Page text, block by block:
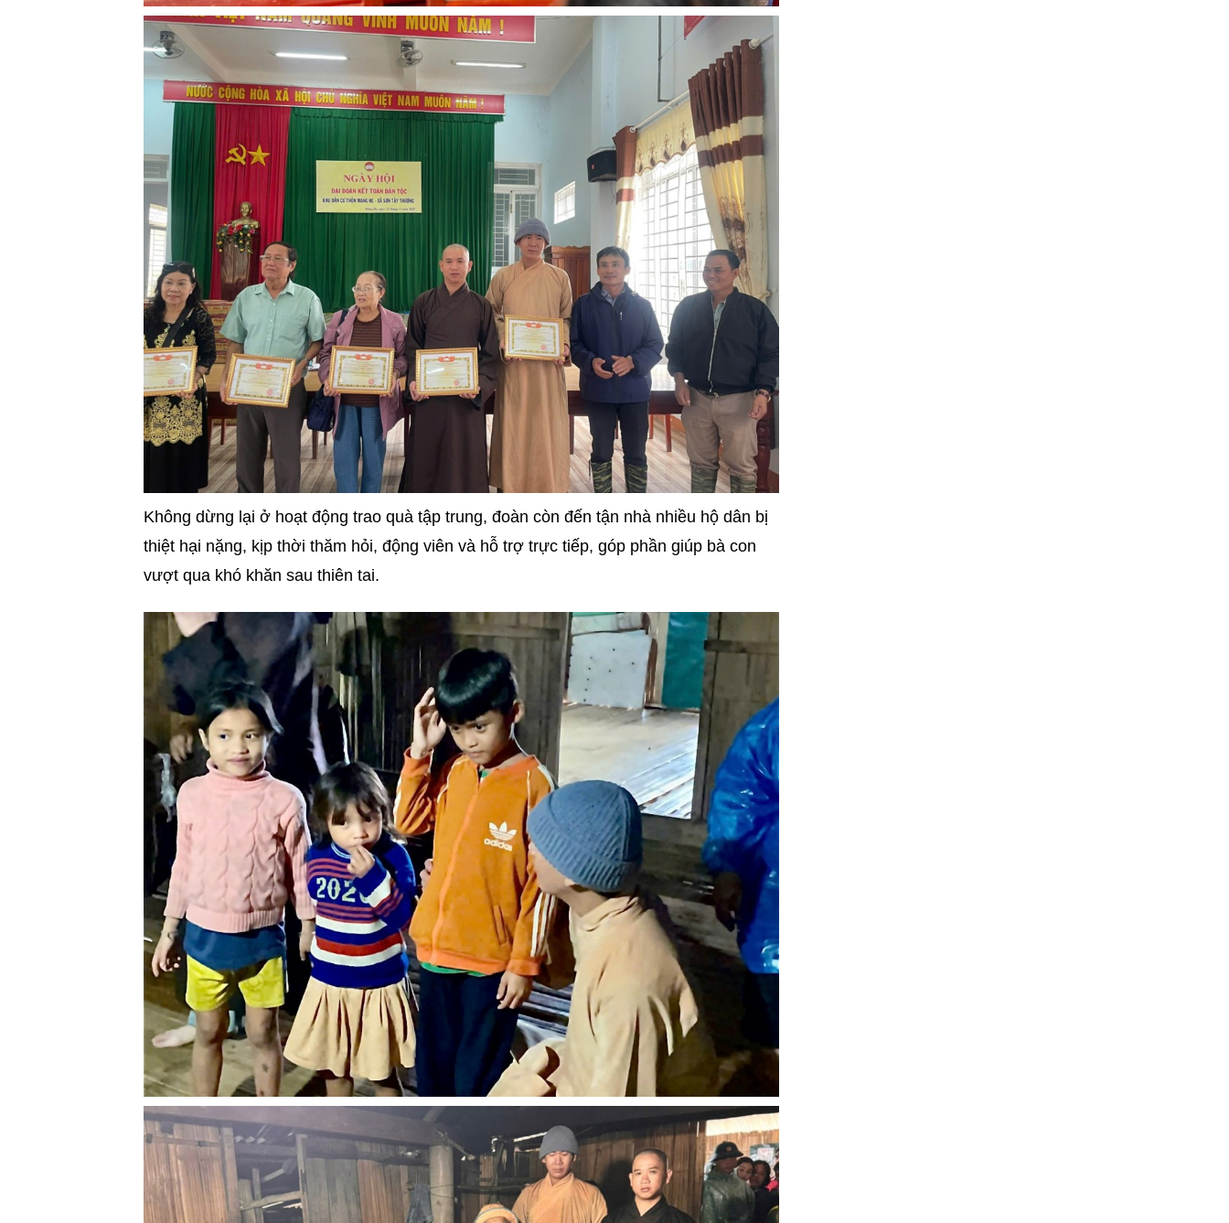
Không dừng lại ở hoạt động trao quà tập trung, đoàn còn đến tận nhà nhiều hộ dân bị
thiệt hại nặng, kịp thời thăm hỏi, động viên và hỗ trợ trực tiếp, góp phần giúp bà con
vượt qua khó khăn sau thiên tai.